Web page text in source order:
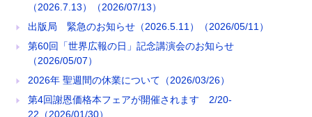
（2026.7.13）（2026/07/13）
出版局 緊急のお知らせ（2026.5.11）（2026/05/11）
第60回「世界広報の日」記念講演会のお知らせ
（2026/05/07）
2026年 聖週間の休業について（2026/03/26）
第4回謝恩価格本フェアが開催されます 2/20-
22（2026/01/30）